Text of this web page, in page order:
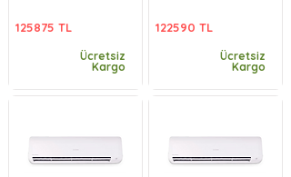
125875 TL
Ücretsiz
Kargo
122590 TL
Ücretsiz
Kargo